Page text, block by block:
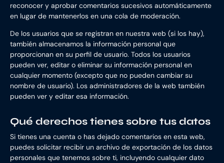
reconocer y aprobar comentarios sucesivos automáticamente
en lugar de mantenerlos en una cola de moderación.
De los usuarios que se registran en nuestra web (si los hay),
también almacenamos la información personal que
proporcionan en su perfil de usuario. Todos los usuarios
pueden ver, editar o eliminar su información personal en
cualquier momento (excepto que no pueden cambiar su
nombre de usuario). Los administradores de la web también
pueden ver y editar esa información.
Qué derechos tienes sobre tus datos
Si tienes una cuenta o has dejado comentarios en esta web,
puedes solicitar recibir un archivo de exportación de los datos
personales que tenemos sobre ti, incluyendo cualquier dato